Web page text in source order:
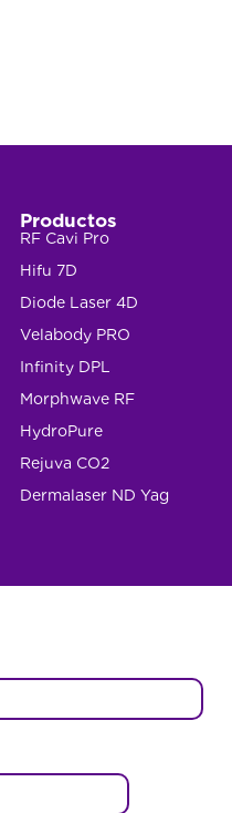
Productos
RF Cavi Pro
Hifu 7D
Diode Laser 4D
Velabody PRO
Infinity DPL
Morphwave RF
HydroPure
Rejuva CO2
Dermalaser ND Yag